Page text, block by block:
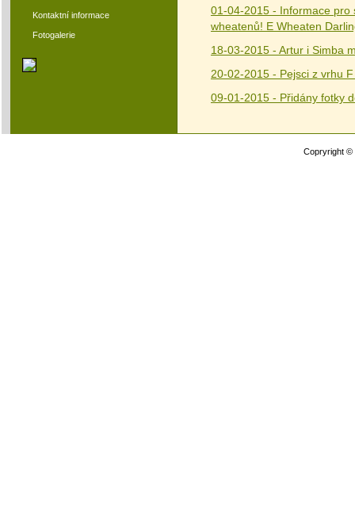
Kontaktní informace
Fotogalerie
01-04-2015 - Informace pro
wheatenů! E Wheaten
18-03-2015 - Artur i Simba
20-02-2015 - Pejsci z vrhu
09-01-2015 - Přidány fotky
Copryright ©